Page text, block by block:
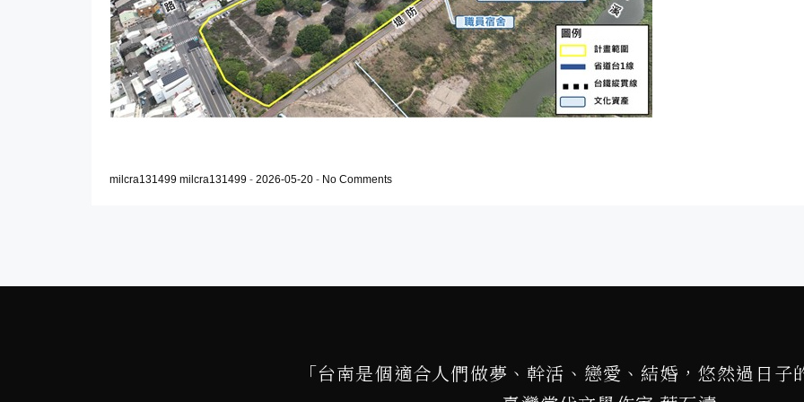
milcra131499 milcra131499 - 2026-05-20 - No Comments
「台南是個適合人們做夢、幹活、戀愛、結婚，悠然過日子